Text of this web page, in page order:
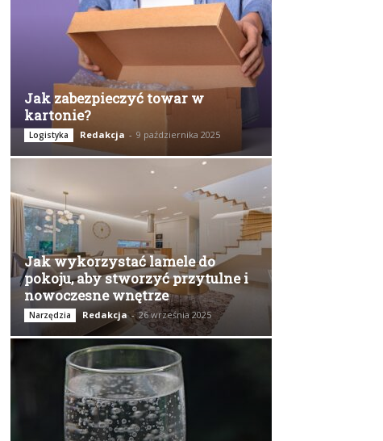
Jak zabezpieczyć towar w
kartonie?
Logistyka Redakcja - 9 października 2025
Jak wykorzystać lamele do
pokoju, aby stworzyć przytulne i
nowoczesne wnętrze
Narzędzia Redakcja - 26 września 2025